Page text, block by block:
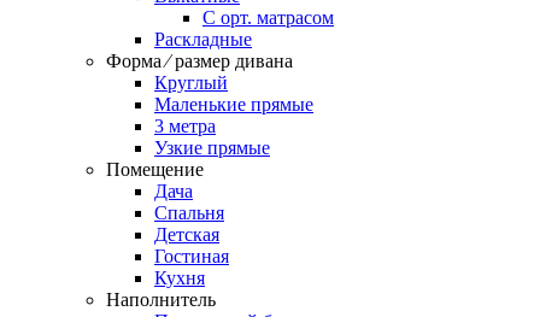
С орт. матрасом
Раскладные
Форма ⁄ размер дивана
Круглый
Маленькие прямые
3 метра
Узкие прямые
Помещение
Дача
Спальня
Детская
Гостиная
Кухня
Наполнитель